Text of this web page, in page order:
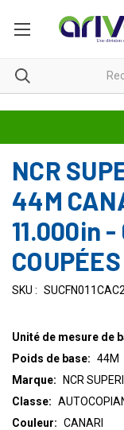
NCR
44M
11.000in -
COUPÉES
SKU :
Classe:
Couleur: CANARI
Marque: NCR
Poids de base: 44M
Unité de mesure de